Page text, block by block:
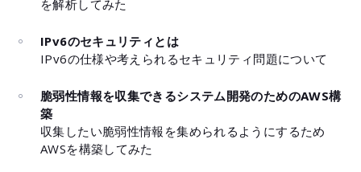
を解析してみた
IPv6のセキュリティとは
IPv6の仕様や考えられるセキュリティ問題について
脆弱性情報を収集できるシステム開発のためのAWS構
築
収集したい脆弱性情報を集められるようにするため
AWSを構築してみた